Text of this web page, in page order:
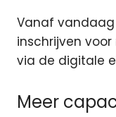
Vanaf vandaag
inschrijven
via de digitale
Meer